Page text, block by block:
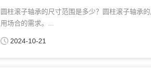
圆柱滚子轴承的尺寸范围是多少？圆柱滚子轴承
用场合的需求。...
2024-10-21